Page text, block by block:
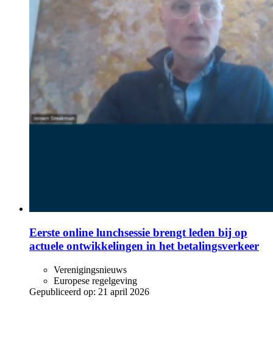
Eerste online lunchsessie brengt leden bij op
actuele ontwikkelingen in het betalingsverkeer
Verenigingsnieuws
Europese regelgeving
Gepubliceerd op: 21 april 2026